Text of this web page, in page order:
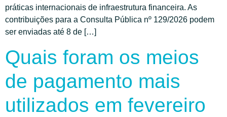
práticas internacionais de infraestrutura financeira. As
contribuições para a Consulta Pública nº 129/2026 podem
ser enviadas até 8 de […]
Quais foram os meios
de pagamento mais
utilizados em fevereiro